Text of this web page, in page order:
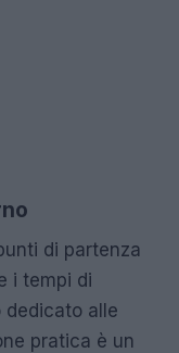
di partenza
i tempi di
dedicato alle
pratica è un